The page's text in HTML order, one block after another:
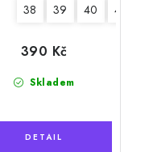
43 44 45
38 39 40 41
Skladem
390 Kč